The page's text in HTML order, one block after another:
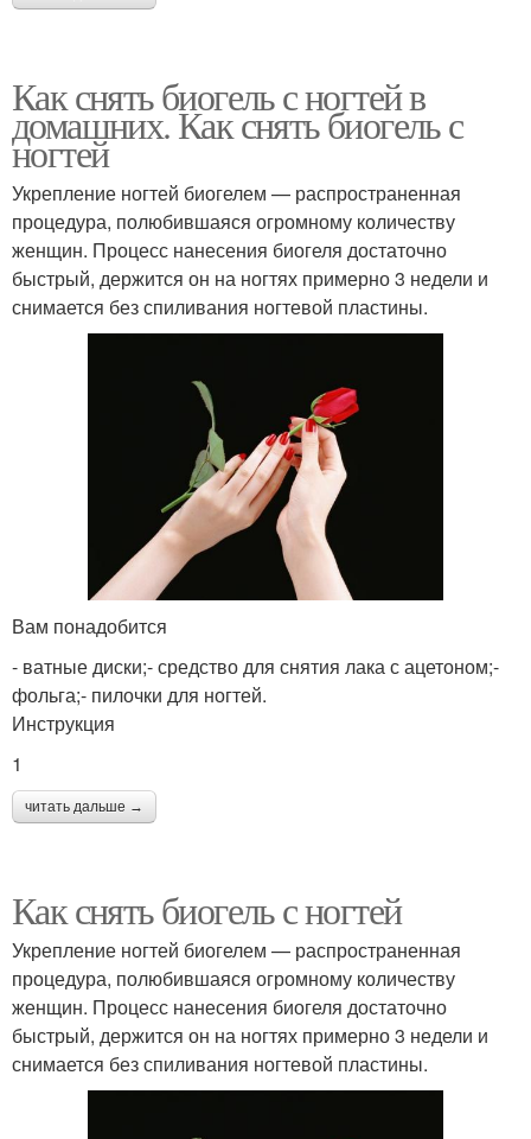
Как снять биогель с ногтей в
домашних. Как снять биогель с
ногтей
Укрепление ногтей биогелем — распространенная
процедура, полюбившаяся огромному количеству
женщин. Процесс нанесения биогеля достаточно
быстрый, держится он на ногтях примерно 3 недели и
снимается без спиливания ногтевой пластины.
Вам понадобится
- ватные диски;- средство для снятия лака с ацетоном;-
фольга;- пилочки для ногтей.
Инструкция
1
читать дальше →
Как снять биогель с ногтей
Укрепление ногтей биогелем — распространенная
процедура, полюбившаяся огромному количеству
женщин. Процесс нанесения биогеля достаточно
быстрый, держится он на ногтях примерно 3 недели и
снимается без спиливания ногтевой пластины.